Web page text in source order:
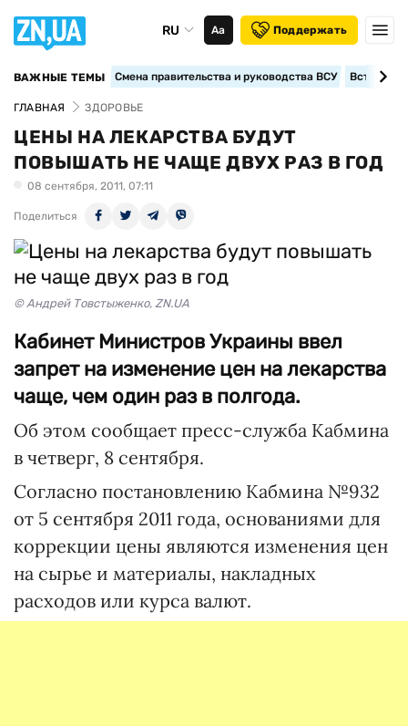
RU Аа Поддержать
ВАЖНЫЕ ТЕМЫ Смена правительства и руководства ВСУ
ГЛАВНАЯ ЗДОРОВЬЕ
ЦЕНЫ НА ЛЕКАРСТВА БУДУТ
ПОВЫШАТЬ НЕ ЧАЩЕ ДВУХ РАЗ В ГОД
08 сентября, 2011, 07:11
Поделиться
© Андрей Товстыженко, ZN.UA
Кабинет Министров Украины ввел
запрет на изменение цен на лекарства
чаще, чем один раз в полгода.
Об этом сообщает пресс-служба Кабмина
в четверг, 8 сентября.
Согласно постановлению Кабмина №932
от 5 сентября 2011 года, основаниями для
коррекции цены являются изменения цен
на сырье и материалы, накладных
расходов или курса валют.